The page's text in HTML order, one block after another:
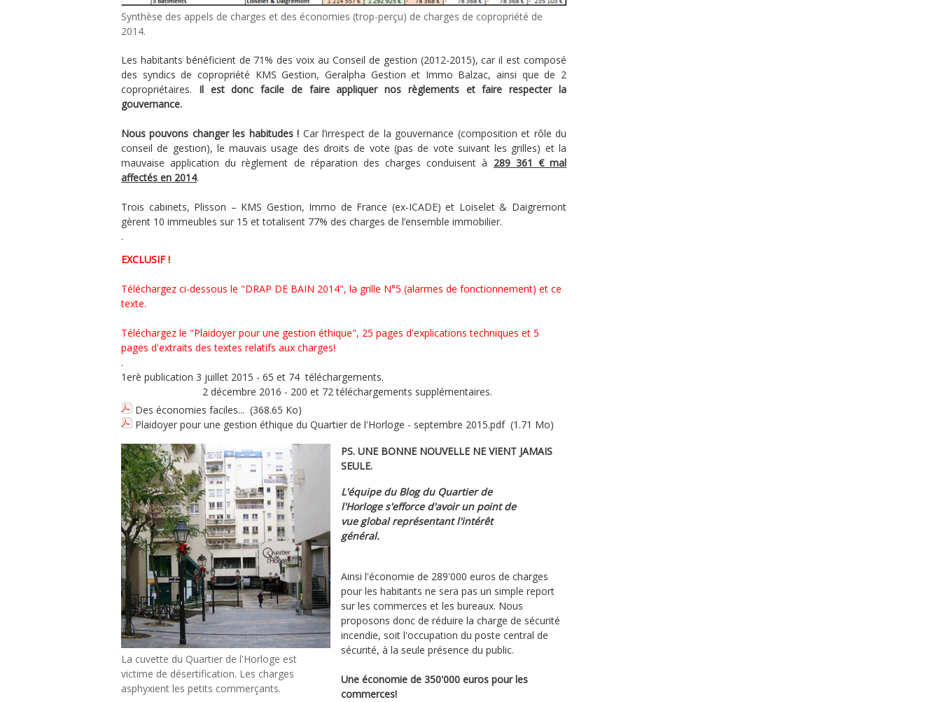
Synthèse des appels de charges et des économies (trop-perçu) de charges de copropriété de
2014.
Les habitants bénéficient de 71% des voix au Conseil de gestion (2012-2015), car il est composé
des syndics de copropriété KMS Gestion, Geralpha Gestion et Immo Balzac, ainsi que de 2
copropriétaires. Il est donc facile de faire appliquer nos règlements et faire respecter la
gouvernance.
Nous pouvons changer les habitudes ! Car l’irrespect de la gouvernance (composition et rôle du
conseil de gestion), le mauvais usage des droits de vote (pas de vote suivant les grilles) et la
mauvaise application du règlement de réparation des charges conduisent à 289 361 € mal
affectés en 2014.
Trois cabinets, Plisson – KMS Gestion, Immo de France (ex-ICADE) et Loiselet & Daigremont
gèrent 10 immeubles sur 15 et totalisent 77% des charges de l’ensemble immobilier.
.
EXCLUSIF !
Téléchargez ci-dessous le "DRAP DE BAIN 2014", la grille N°5 (alarmes de fonctionnement) et ce
texte.
Téléchargez le "Plaidoyer pour une gestion éthique", 25 pages d'explications techniques et 5
pages d'extraits des textes relatifs aux charges!
.
1erè publication 3 juillet 2015 - 65 et 74 téléchargements.​
​ 2 décembre 2016 - 200 et 72 téléchargements supplémentaires.
Des économies faciles... (368.65 Ko)
Plaidoyer pour une gestion éthique du Quartier de l'Horloge - septembre 2015.pdf (1.71 Mo)
La cuvette du Quartier de l'Horloge est
victime de désertification. Les charges
asphyxient les petits commerçants.
PS. UNE BONNE NOUVELLE NE VIENT JAMAIS
SEULE.
L'équipe du Blog du Quartier de
l'Horloge s'efforce d'avoir un point de
vue global représentant l'intérêt
général.
Ainsi l'économie de 289'000 euros de charges
pour les habitants ne sera pas un simple report
sur les commerces et les bureaux. Nous
proposons donc de réduire la charge de sécurité
incendie, soit l'occupation du poste central de
sécurité, à la seule présence du public.
Une économie de 350'000 euros pour les
commerces!